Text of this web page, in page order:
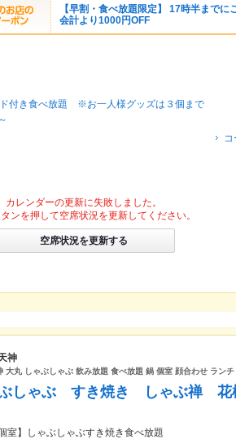
【早割・食べ放題限定】 17時半まで
会計より1000円OFF
付き食べ放題 ※お一人様グッズは３個まで
コ
カレンダーの更新に失敗しました。
ンを押して空席状況を更新してください。
空席状況を更新する
神
大丸 しゃぶしゃぶ 飲み放題 食べ放題 鍋 個室 顔合わせ ラン
ぶしゃぶ すき焼き しゃぶ禅 花
個室】しゃぶしゃぶすき焼き食べ放題